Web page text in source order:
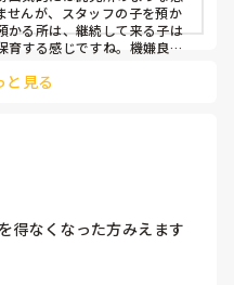
せんが、スタッフの子を預か
かる所は、継続して来る子は
育する感じですね。機嫌良く
てよくあるし、保護者から常
と見る
得なくなった方みえます
されているか、どのように